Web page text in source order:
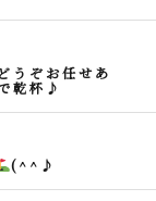
うぞお任せあ
乾杯♪
(^^♪